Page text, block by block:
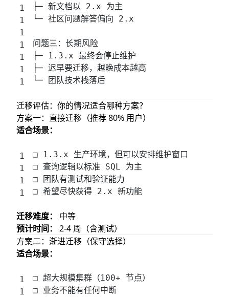
步骤四：验证与切换（Week 3-4）
方案二：渐进迁移（大规模集群）
步骤详解
常见坑与解决方案
坑一：RPC 地址配置错误
坑三：JEXL 函数报错
坑四：内存配置不合理
迁移前
迁移中
迁移后
参考资料
├─ 新文档以 2.x 为主
└─ 社区问题解答偏向 2.x
问题三：长期风险
├─ 1.3.x 最终会停止维护
├─ 迟早要迁移，越晚成本越高
└─ 团队技术栈落后
迁移评估：你的情况适合哪种方案？
方案一：直接迁移（推荐 80% 用户）
适合场景：
□ 1.3.x 生产环境，但可以安排维护窗口
□ 查询逻辑以标准 SQL 为主
□ 团队有测试和验证能力
□ 希望尽快获得 2.x 新功能
迁移难度：
中等
预计时间：
2-4 周（含测试）
方案二：渐进迁移（保守选择）
适合场景：
□ 超大规模集群（100+ 节点）
□ 业务不能有任何中断